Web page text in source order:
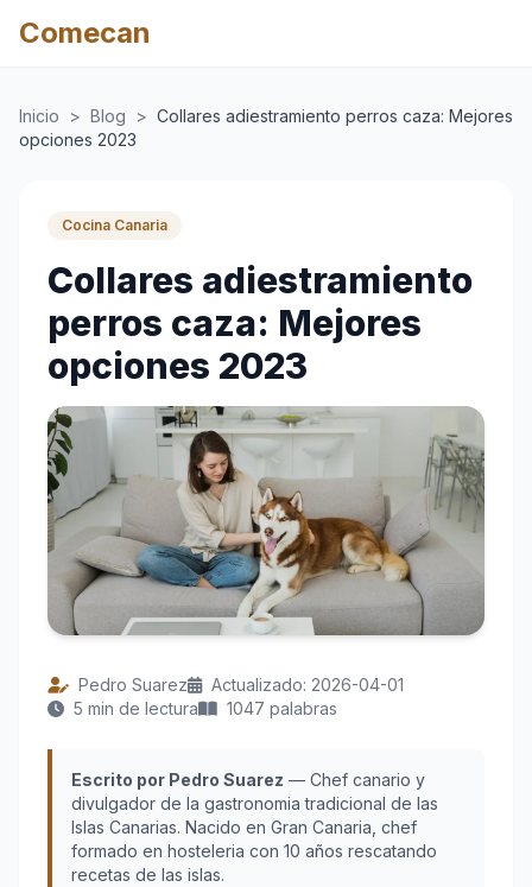
Comecan
Inicio > Blog > Collares adiestramiento perros caza: Mejores
opciones 2023
Cocina Canaria
Collares adiestramiento
perros caza: Mejores
opciones 2023
Pedro Suarez
Actualizado: 2026-04-01
5 min de lectura
1047 palabras
Escrito por Pedro Suarez — Chef canario y
divulgador de la gastronomia tradicional de las
Islas Canarias. Nacido en Gran Canaria, chef
formado en hosteleria con 10 años rescatando
recetas de las islas.